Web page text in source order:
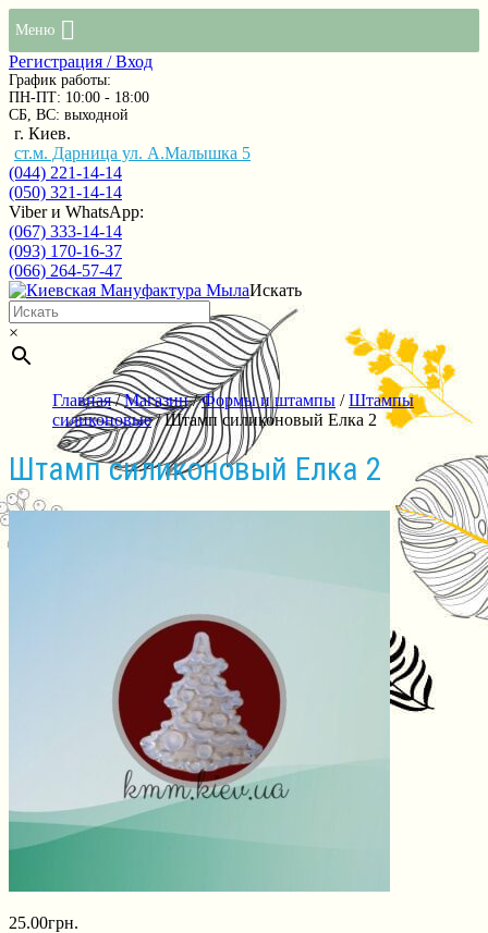
Меню
Регистрация / Вход
График работы:
ПН-ПТ: 10:00 - 18:00
СБ, ВС: выходной
г. Киев.
ст.м. Дарница ул. А.Малышка 5
(044) 221-14-14
(050) 321-14-14
Viber и WhatsApp:
(067) 333-14-14
(093) 170-16-37
(066) 264-57-47
Искать
×
Главная/Магазин/Формы и штампы /Штампы
силиконовые/ Штамп силиконовый Елка 2
Штамп силиконовый Елка 2
25.00грн.